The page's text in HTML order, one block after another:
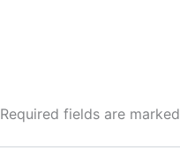
Required fields are marked